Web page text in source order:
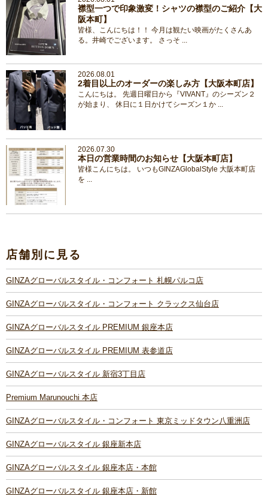
襟型一つで印象激変！シャツの襟型のご紹介【大
阪本町】
皆様、こんにちは！！ 今月は観たい映画がたくさんあ
る。井崎でございます。 さっそ ...
2026.08.01
2着目以上のオーダーの楽しみ方【大阪本町店】
こんにちは。 先週日曜日から『VIVANT』のシーズン２
が始まり、 休日に１日かけてシーズン１か ...
2026.07.30
本日の営業時間のお知らせ【大阪本町店】
皆様こんにちは。 いつもGINZAGlobalStyle 大阪本町店
を ...
店舗別に見る
GINZAグローバルスタイル・コンフォート 札幌パルコ店
GINZAグローバルスタイル・コンフォート クラックス仙台店
GINZAグローバルスタイル PREMIUM 銀座本店
GINZAグローバルスタイル PREMIUM 表参道店
GINZAグローバルスタイル 新宿3丁目店
Premium Marunouchi 本店
GINZAグローバルスタイル・コンフォート 東京ミッドタウン八重洲店
GINZAグローバルスタイル 銀座新本店
GINZAグローバルスタイル 銀座本店・本館
GINZAグローバルスタイル 銀座本店・新館